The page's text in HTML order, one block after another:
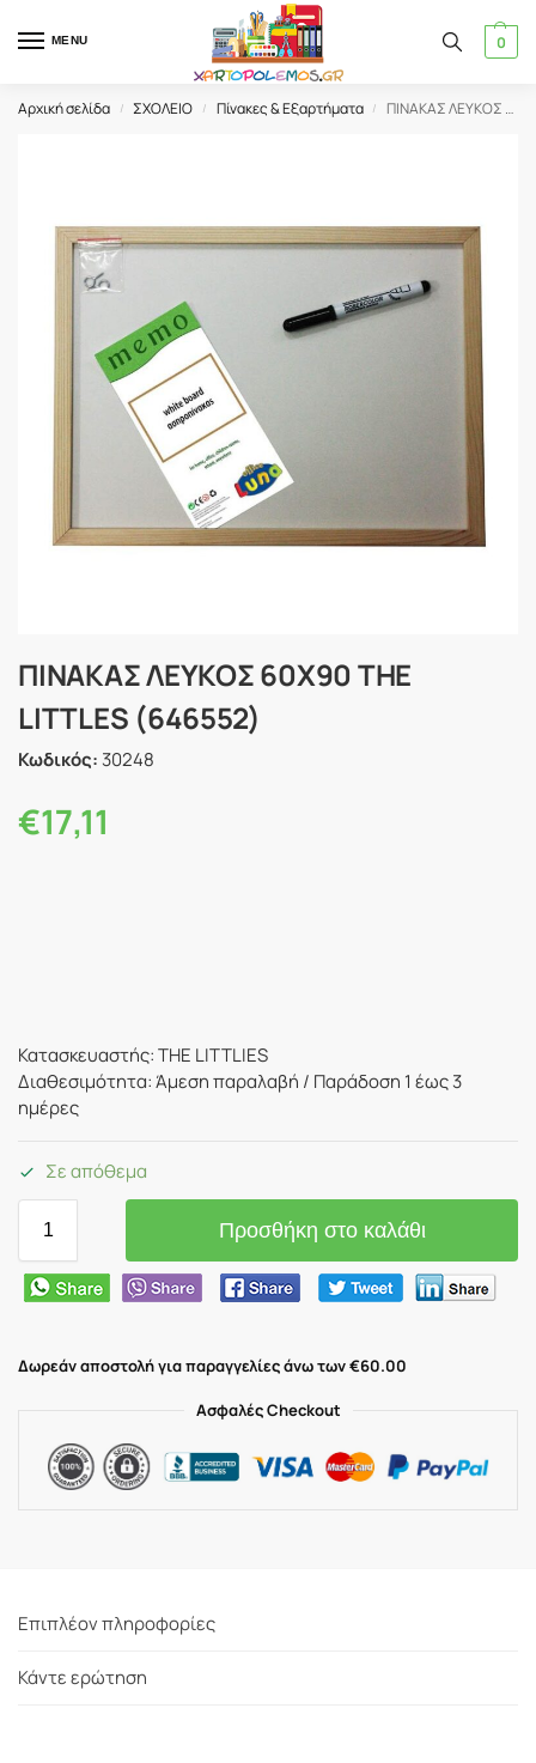
MENU 0
Αρχική σελίδα / ΣΧΟΛΕΙΟ / Πίνακες & Εξαρτήματα / ΠΙΝΑΚΑΣ ΛΕΥΚΟΣ 60Χ90 THE LITTLES (646552)
ΠΙΝΑΚΑΣ ΛΕΥΚΟΣ 60Χ90 THE
LITTLES (646552)
Κωδικός: 30248
€17,11
Κατασκευαστής: THE LITTLIES
Διαθεσιμότητα: Άμεση παραλαβή / Παράδoση 1 έως 3
ημέρες
Σε απόθεμα
Προσθήκη στο καλάθι
Δωρεάν αποστολή για παραγγελίες άνω των €60.00
Ασφαλές Checkout
Επιπλέον πληροφορίες
Κάντε ερώτηση